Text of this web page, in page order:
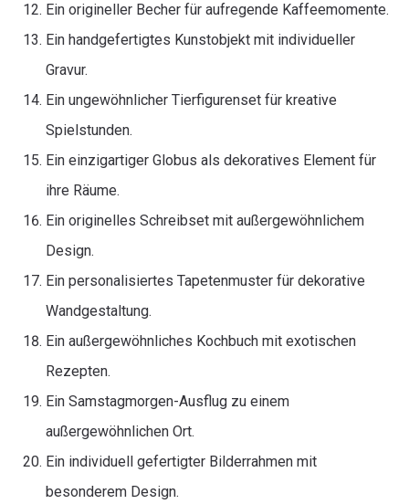
Ein origineller Becher für aufregende Kaffeemomente.
Ein handgefertigtes Kunstobjekt mit individueller
Gravur.
Ein ungewöhnlicher Tierfigurenset für kreative
Spielstunden.
Ein einzigartiger Globus als dekoratives Element für
ihre Räume.
Ein originelles Schreibset mit außergewöhnlichem
Design.
Ein personalisiertes Tapetenmuster für dekorative
Wandgestaltung.
Ein außergewöhnliches Kochbuch mit exotischen
Rezepten.
Ein Samstagmorgen-Ausflug zu einem
außergewöhnlichen Ort.
Ein individuell gefertigter Bilderrahmen mit
besonderem Design.